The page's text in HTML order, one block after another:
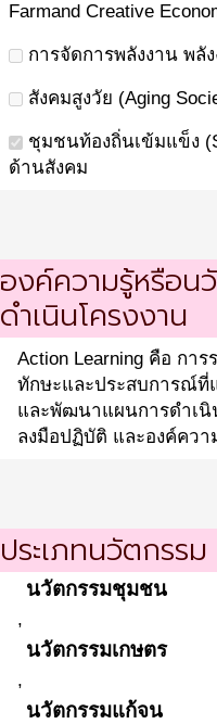
Farmand Creative
การจัดการพลังงาน พ
สังคมสูงวัย (Aging
ชุมชนท้องถิ่นเข้มแข็ง
ด้านสังคม
องค์ความรู้หรือน
ดำเนินโครงงาน
Action Learning คือ กา
ทักษะและประสบการณ์ที่
และพัฒนาแผนการดำเนิ
ลงมือปฏิบัติ และองค์ควา
ประเภทนวัตกรรม
นวัตกรรมชุมชน
,
นวัตกรรมเกษตร
,
นวัตกรรมแก้จน